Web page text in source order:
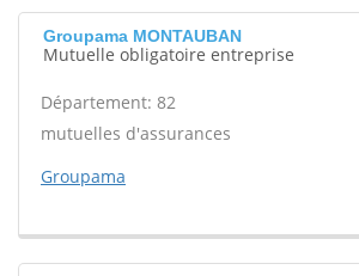
Groupama MONTAUBAN
Mutuelle obligatoire entreprise
Département: 82
mutuelles d'assurances
Groupama